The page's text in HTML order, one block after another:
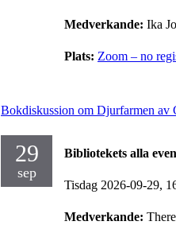
Medverkande: Ika
Plats: Zoom – no
Bokdiskussion om Djurfarmen av
29
sep
Bibliotekets alla
Tisdag 2026-09-29,
Medverkande: